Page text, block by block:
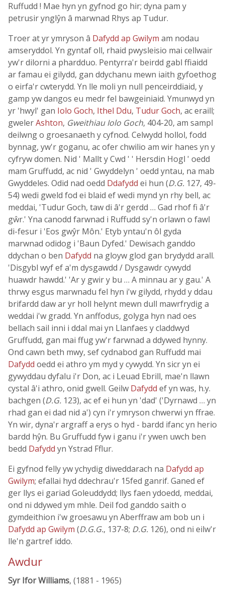
Ruffudd ! Mae hyn yn gyfnod go hir; dyna pam y
petrusir ynglŷn â marwnad Rhys ap Tudur.
Troer at yr ymryson â Dafydd ap Gwilym am nodau
amseryddol. Yn gyntaf oll, rhaid pwysleisio mai cellwair
yw'r dilorni a phardduo. Pentyrra'r beirdd gabl ffiaidd
ar famau ei gilydd, gan ddychanu mewn iaith gyfoethog
o eirfa'r cwterydd. Yn lle moli yn null penceirddiaid, y
gamp yw dangos eu medr fel bawgeiniaid. Ymunwyd yn
yr 'hwyl' gan Iolo Goch, Ithel Ddu, Tudur Goch, ac eraill;
gwelerAshton, Gweithiau Iolo Goch, 404-20, am sampl
deilwng o groesanaeth y cyfnod. Celwydd hollol, fodd
bynnag, yw'r goganu, ac ofer chwilio am wir hanes yn y
cyfryw domen. Nid ' Mallt y Cwd ' ' Hersdin Hogl ' oedd
mam Gruffudd, ac nid ' Gwyddelyn ' oedd yntau, na mab
Gwyddeles. Odid nad oedd Ddafydd ei hun (D.G. 127, 49-
54) wedi gweld fod ei blaid ef wedi mynd yn rhy bell, ac
meddai, 'Tudur Goch, taw di â'r gerdd … Gad rhof fi â'r
gŵr.' Yna canodd farwnad i Ruffudd sy'n orlawn o fawl
di-fesur i 'Eos gwŷr Môn.' Etyb yntau'n ôl gyda
marwnad odidog i 'Baun Dyfed.' Dewisach ganddo
ddychan o ben Dafydd na gloyw glod gan brydydd arall.
'Disgybl wyf ef a'm dysgawdd / Dysgawdr cywydd
huawdr hawdd.' 'Ar y gwir y bu … A minnau ar y gau.' A
thrwy esgus marwnadu fel hyn i'w gilydd, rhydd y ddau
brifardd daw ar yr holl helynt mewn dull mawrfrydig a
weddai i'w gradd. Yn anffodus, golyga hyn nad oes
bellach sail inni i ddal mai yn Llanfaes y claddwyd
Gruffudd, gan mai ffug yw'r farwnad a ddywed hynny.
Ond cawn beth mwy, sef cydnabod gan Ruffudd mai
Dafydd oedd ei athro ym myd y cywydd. Yn sicr yn ei
gywyddau dyfalu i'r Don, ac i Leuad Ebrill, mae'n llawn
cystal â'i athro, onid gwell. Geilw Dafydd ef yn was, h.y.
bachgen (D.G. 123), ac ef ei hun yn 'dad' ('Dyrnawd … yn
rhad gan ei dad nid a') cyn i'r ymryson chwerwi yn ffrae.
Yn wir, dyna'r argraff a erys o hyd - bardd ifanc yn herio
bardd hŷn. Bu Gruffudd fyw i ganu i'r ywen uwch ben
bedd Dafydd yn Ystrad Fflur.
Ei gyfnod felly yw ychydig diweddarach na Dafydd ap
Gwilym; efallai hyd ddechrau'r 15fed ganrif. Ganed ef
ger llys ei gariad Goleuddydd; llys faen ydoedd, meddai,
ond ni ddywed ym mhle. Deil fod ganddo saith o
gymdeithion i'w groesawu yn Aberffraw am bob un i
Dafydd ap Gwilym (D.G.G., 137-8; D.G. 126), ond ni eilw'r
lle'n gartref iddo.
Awdur
Syr Ifor Williams, (1881 - 1965)